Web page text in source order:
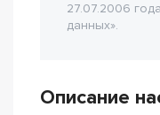
27.07.2006
данных».
Описание